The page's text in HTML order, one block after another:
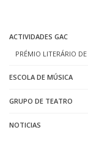
ACTIVIDADES GAC
PRÉMIO LITERÁRIO
ESCOLA DE MÚSICA
GRUPO DE TEATRO
NOTICIAS